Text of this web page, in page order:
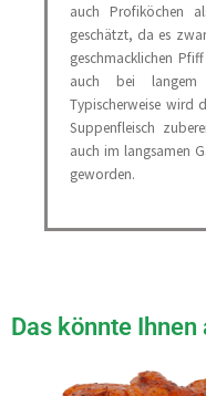
auch Profiköchen
geschätzt, da es
geschmacklichen
auch bei langem
Typischerweise wird
Suppenfleisch
auch im langsamen
geworden.
Das könnte